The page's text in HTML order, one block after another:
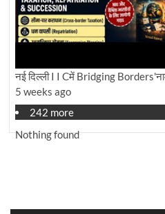
नई दिल्ली I I Cमें Bridging
5 weeks ago
242 more
Nothing found